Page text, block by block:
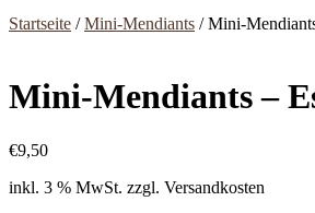
Startseite /Mini-Mendiants / Mini-
Mini-Mendiants –
€9,50
inkl. 3 % MwSt. zzgl. Versandkosten